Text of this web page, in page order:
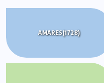
AMARES(1728)